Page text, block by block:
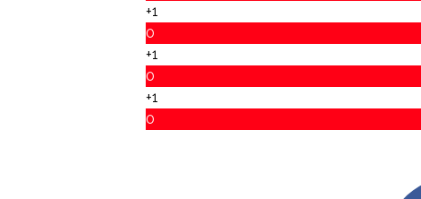
+1
0
+1
0
+1
0